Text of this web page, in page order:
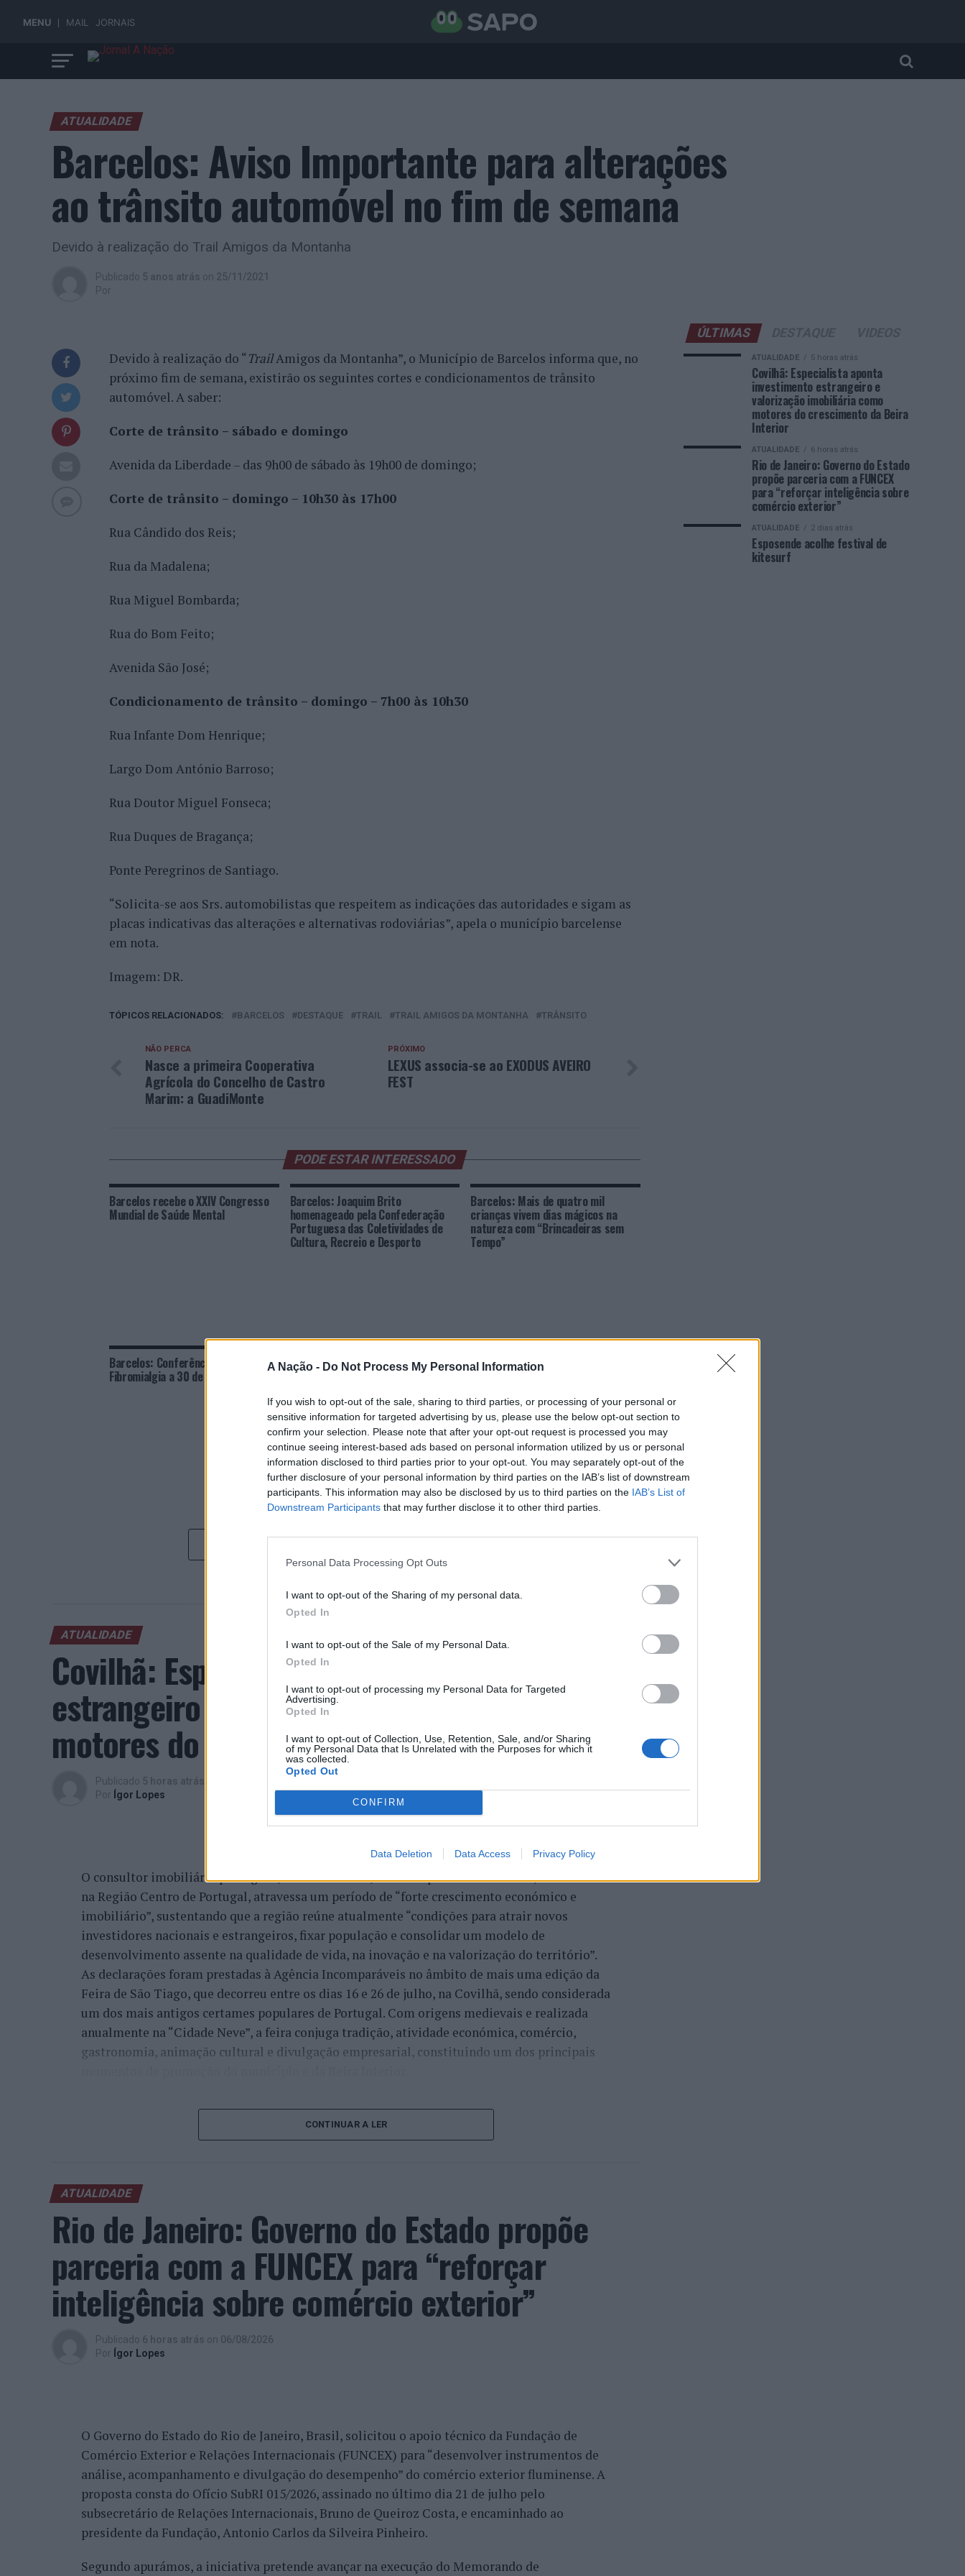
A Nação - Do Not Process My Personal Information
If you wish to opt-out of the sale, sharing to third parties, or processing of your personal or
sensitive information for targeted advertising by us, please use the below opt-out section to
confirm your selection. Please note that after your opt-out request is processed you may
continue seeing interest-based ads based on personal information utilized by us or personal
information disclosed to third parties prior to your opt-out. You may separately opt-out of the
further disclosure of your personal information by third parties on the IAB’s list of downstream
participants. This information may also be disclosed by us to third parties on the IAB’s List of
Downstream Participants that may further disclose it to other third parties.
Personal Data Processing Opt Outs
I want to opt-out of the Sharing of my personal data.
Opted In
I want to opt-out of the Sale of my Personal Data.
Opted In
I want to opt-out of processing my Personal Data for Targeted
Advertising.
Opted In
I want to opt-out of Collection, Use, Retention, Sale, and/or Sharing
of my Personal Data that Is Unrelated with the Purposes for which it
was collected.
Opted Out
CONFIRM
Data Deletion Data Access Privacy Policy
MENU MAIL JORNAIS
ATUALIDADE
Barcelos: Aviso Importante para alterações
ao trânsito automóvel no fim de semana
Devido à realização do Trail Amigos da Montanha
Publicado 5 anos atrás on 25/11/2021
Por
Devido à realização do “ TrailAmigos da Montanha”, o Município de Barcelos informa que, no
próximo fim de semana, existirão os seguintes cortes e condicionamentos de trânsito
automóvel. A saber:
Corte de trânsito – sábado e domingo
Avenida da Liberdade – das 9h00 de sábado às 19h00 de domingo;
Corte de trânsito – domingo – 10h30 às 17h00
Rua Cândido dos Reis;
Rua da Madalena;
Rua Miguel Bombarda;
Rua do Bom Feito;
Avenida São José;
Condicionamento de trânsito – domingo – 7h00 às 10h30
Rua Infante Dom Henrique;
Largo Dom António Barroso;
Rua Doutor Miguel Fonseca;
Rua Duques de Bragança;
Ponte Peregrinos de Santiago.
“Solicita-se aos Srs. automobilistas que respeitem as indicações das autoridades e sigam as
placas indicativas das alterações e alternativas rodoviárias”, apela o município barcelense
em nota.
Imagem: DR.
TÓPICOS RELACIONADOS: BARCELOS DESTAQUE TRAIL TRAIL AMIGOS DA MONTANHA TRÂNSITO
PRÓXIMO
LEXUS associa-se ao EXODUS AVEIRO
FEST
NÃO PERCA
Nasce a primeira Cooperativa
Agrícola do Concelho de Castro
Marim: a GuadiMonte
PODE ESTAR INTERESSADO
Barcelos recebe o XXIV Congresso
Mundial de Saúde Mental
Barcelos: Joaquim Brito
homenageado pela Confederação
Portuguesa das Coletividades de
Cultura, Recreio e Desporto
Barcelos: Mais de quatro mil
crianças vivem dias mágicos na
natureza com “Brincadeiras sem
Tempo”
Barcelos: Conferência sobre
Fibromialgia a 30 de maio no IPCA
Barcelos serve sabores de bacalhau
em 41 restaurantes num fim de
Barcelos vai ter um novo Pavilhão
Multiusos
ATUALIDADE
Covilhã: Especialista aponta investimento
estrangeiro e valorização imobiliária como
motores do crescimento da Beira Interior
Publicado 5 horas atrás
Por Ígor Lopes
O consultor imobiliário português, António Carlos, defende que a Beira Interior, localizada
na Região Centro de Portugal, atravessa um período de “forte crescimento económico e
imobiliário”, sustentando que a região reúne atualmente “condições para atrair novos
investidores nacionais e estrangeiros, fixar população e consolidar um modelo de
desenvolvimento assente na qualidade de vida, na inovação e na valorização do território”.
As declarações foram prestadas à Agência Incomparáveis no âmbito de mais uma edição da
Feira de São Tiago, que decorreu entre os dias 16 e 26 de julho, na Covilhã, sendo considerada
um dos mais antigos certames populares de Portugal. Com origens medievais e realizada
anualmente na “Cidade Neve”, a feira conjuga tradição, atividade económica, comércio,
gastronomia, animação cultural e divulgação empresarial, constituindo um dos principais
Para António Carlos, o crescimento alcançado ao longo dos últimos anos representa o
cumprimento dos objetivos que traçou quando iniciou o seu percurso no setor imobiliário. O
empresário considera que o reconhecimento conquistado resulta da proximidade com a
iniciativas locais e projetos de desenvolvimento regional. Segundo explicou, esse
envolvimento tem permitido “consolidar a sua presença em vários concelhos da Beira
Interior e alargar a atividade além-fronteiras”.
“O meu sentimento é de promessa cumprida, promessa conquistada e é isto que eu faço.
Aquilo que eu cumpro, para mim, é glorioso, na medida em que as pessoas sentem a
satisfação, tal como eu, de todo o trabalho que nós temos feito, no fundo, por uma
comunidade que é grande, não só pela Covilhã, Belmonte, Fundão, Manteigas, tenho feito um
trabalho de divulgação e de ação”, descreveu este consultor, que acrescentou que esse
reconhecimento se reflete igualmente na confiança demonstrada por clientes nacionais e
venda do imóvel deles, para comprar um imóvel, para um desenvolvimento turístico”,
revelou.
A procura internacional e a transformação da habitação impulsionam o
“crescimento da região”
Além da procura nacional, António Carlos frisa que o mercado imobiliário da Beira Interior
CONTINUAR A LER
ATUALIDADE
Rio de Janeiro: Governo do Estado propõe
parceria com a FUNCEX para “reforçar
inteligência sobre comércio exterior”
Publicado 6 horas atrás on 06/08/2026
Por Ígor Lopes
O Governo do Estado do Rio de Janeiro, Brasil, solicitou o apoio técnico da Fundação de
Comércio Exterior e Relações Internacionais (FUNCEX) para “desenvolver instrumentos de
análise, acompanhamento e divulgação do desempenho” do comércio exterior fluminense. A
proposta consta do Ofício SubRI 015/2026, assinado no último dia 21 de julho pelo
subsecretário de Relações Internacionais, Bruno de Queiroz Costa, e encaminhado ao
presidente da Fundação, Antonio Carlos da Silveira Pinheiro.
Segundo apurámos, a iniciativa pretende avançar na execução do Memorando de
ÚLTIMAS
ATUALIDADE 5 horas atrás
Covilhã: Especialista aponta
investimento estrangeiro e
valorização imobiliária como
motores do crescimento da Beira
Interior
ATUALIDADE 6 horas atrás
Rio de Janeiro: Governo do Estado
propõe parceria com a FUNCEX
para “reforçar inteligência sobre
comércio exterior”
ATUALIDADE 2 dias atrás
Esposende acolhe festival de
kitesurf